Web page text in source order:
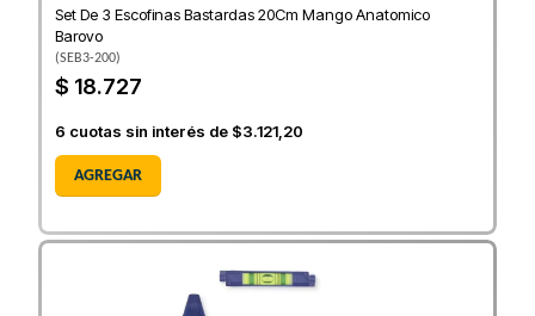
Set De 3 Escofinas Bastardas 20Cm Mango Anatomico
Barovo
(SEB3-200)
$ 18.727
6 cuotas sin interés de $3.121,20
AGREGAR